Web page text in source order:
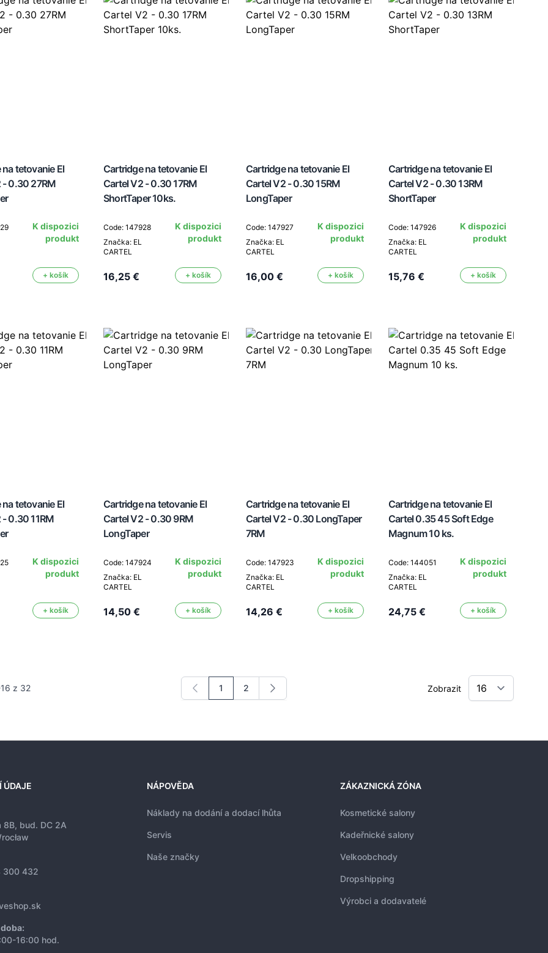
tetovanie El
- 0.30 27RM
K dispozici
produkt
+ košík
Cartridge na tetovanie El
Cartel V2 - 0.30 17RM
ShortTaper 10ks.
Code: 147928
Značka: EL
CARTEL
K dispozici
produkt
16,25 € + košík
Cartridge na tetovanie El
Cartel V2 - 0.30 15RM
LongTaper
Code: 147927
Značka: EL
CARTEL
K dispozici
produkt
16,00 € + košík
Cartridge na tetovanie El
Cartel V2 - 0.30 13RM
ShortTaper
Code: 147926
Značka: EL
CARTEL
K dispozici
produkt
15,76 € + košík
tetovanie El
0.30 11RM
K dispozici
produkt
+ košík
Cartridge na tetovanie El
Cartel V2 - 0.30 9RM
LongTaper
Code: 147924
Značka: EL
CARTEL
K dispozici
produkt
14,50 € + košík
Cartridge na tetovanie El
Cartel V2 - 0.30 LongTaper
7RM
Code: 147923
Značka: EL
CARTEL
K dispozici
produkt
14,26 € + košík
Cartridge na tetovanie El
Cartel 0.35 45 Soft Edge
Magnum 10 ks.
Code: 144051
Značka: EL
CARTEL
K dispozici
produkt
24,75 € + košík
16 z 32 Právě si prohlížíte stránku
1 Stránka
2 Zobrazit
ÚDAJE
8B, bud. DC 2A
300 432
16:00 hod.
NÁPOVĚDA
Náklady na dodání a dodací lhůta
Servis
Naše značky
ZÁKAZNICKÁ ZÓNA
Kosmetické salony
Kadeřnické salony
Velkoobchody
Dropshipping
Výrobci a dodavatelé